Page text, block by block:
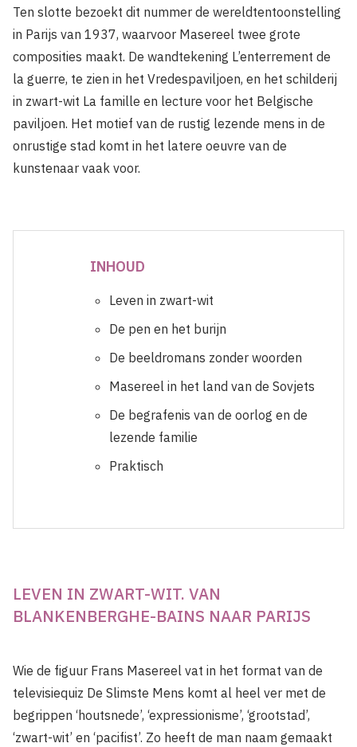
Ten slotte bezoekt dit nummer de wereldtentoonstelling
in Parijs van 1937, waarvoor Masereel twee grote
composities maakt. De wandtekening L’enterrement de
la guerre, te zien in het Vredespaviljoen, en het schilderij
in zwart-wit La famille en lecture voor het Belgische
paviljoen. Het motief van de rustig lezende mens in de
onrustige stad komt in het latere oeuvre van de
kunstenaar vaak voor.
INHOUD
Leven in zwart-wit
De pen en het burijn
De beeldromans zonder woorden
Masereel in het land van de Sovjets
De begrafenis van de oorlog en de
lezende familie
Praktisch
LEVEN IN ZWART-WIT. VAN
BLANKENBERGHE-BAINS NAAR PARIJS
Wie de figuur Frans Masereel vat in het format van de
televisiequiz De Slimste Mens komt al heel ver met de
begrippen ‘houtsnede’, ‘expressionisme’, ‘grootstad’,
‘zwart-wit’ en ‘pacifist’. Zo heeft de man naam gemaakt